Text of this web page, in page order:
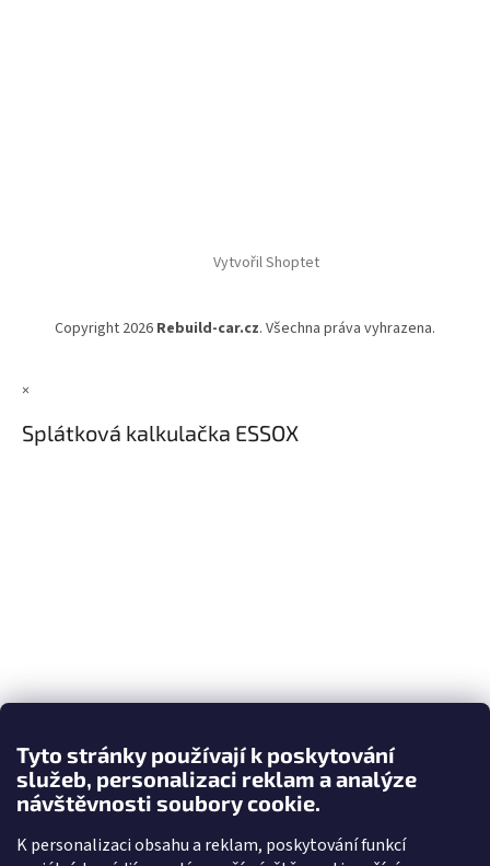
Tyto stránky používají k poskytování
služeb, personalizaci reklam a analýze
návštěvnosti soubory cookie.
K personalizaci obsahu a reklam, poskytování funkcí
Vytvořil Shoptet
Copyright 2026 Rebuild-car.cz. Všechna práva vyhrazena.
×
Splátková kalkulačka ESSOX